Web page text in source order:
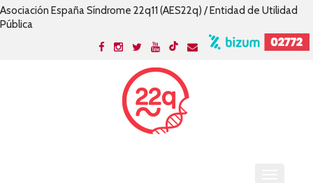
Asociación España Síndrome 22q11 (AES22q) / Entidad de Utilidad
Pública